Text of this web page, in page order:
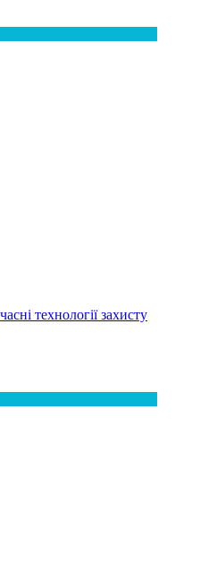
технології захисту